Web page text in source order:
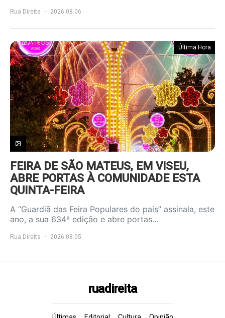
Rua Direita 2026.08.06
Última Hora
FEIRA DE SÃO MATEUS, EM VISEU,
ABRE PORTAS À COMUNIDADE ESTA
QUINTA-FEIRA
A “Guardiã das Feira Populares do país” assinala, este
ano, a sua 634ª edição e abre portas…
Rua Direita 2026.08.05
ruadireita